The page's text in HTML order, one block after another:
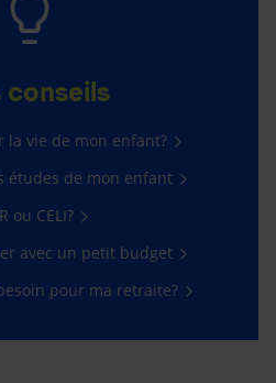
conseils
la vie de mon enfant?
études de mon enfant
ou CELI?
avec un petit budget
pour ma retraite?